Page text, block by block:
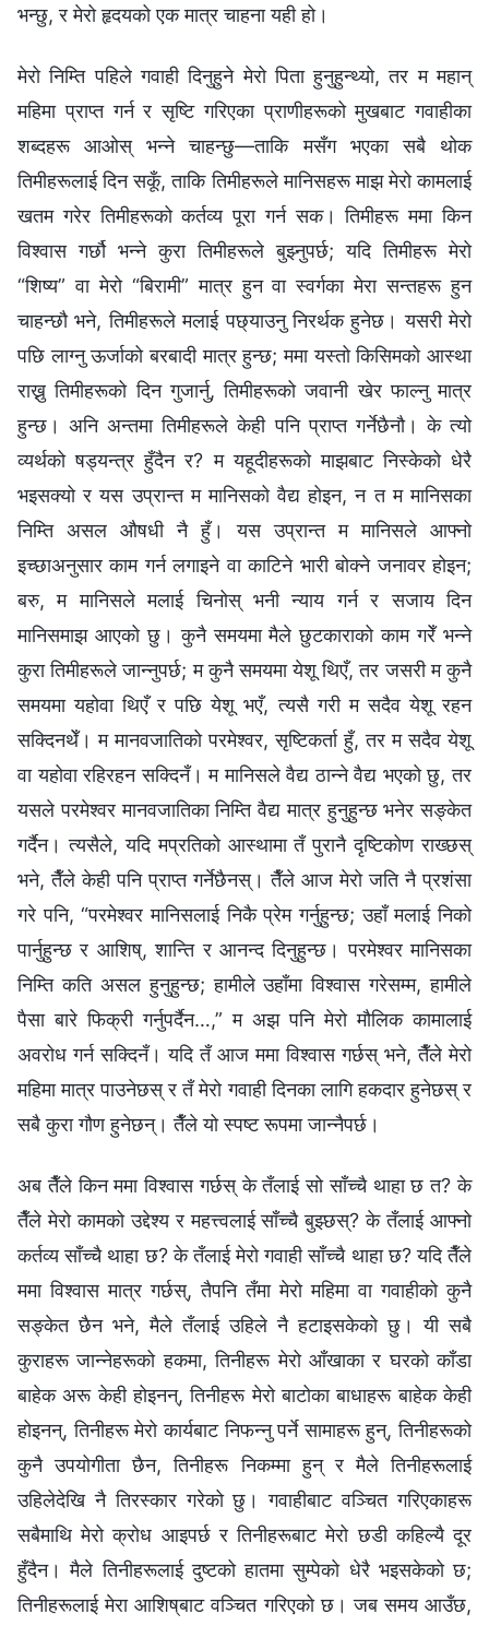
भन्छु, र मेरो हृदयको एक मात्र चाहना यही हो।
मेरो निम्ति पहिले गवाही दिनुहुने मेरो पिता हुनुहुन्थ्यो, तर म महान्‌
महिमा प्राप्‍त गर्न र सृष्टि गरिएका प्राणीहरूको मुखबाट गवाहीका
शब्दहरू आओस् भन्‍ने चाहन्छु—ताकि मसँग भएका सबै थोक
तिमीहरूलाई दिन सकूँ, ताकि तिमीहरूले मानिसहरू माझ मेरो कामलाई
खतम गरेर तिमीहरूको कर्तव्य पूरा गर्न सक। तिमीहरू ममा किन
विश्‍वास गर्छौ भन्ने कुरा तिमीहरूले बुझ्नुपर्छ; यदि तिमीहरू मेरो
“शिष्य” वा मेरो “बिरामी” मात्र हुन वा स्वर्गका मेरा सन्तहरू हुन
चाहन्छौ भने, तिमीहरूले मलाई पछ्याउनु निरर्थक हुनेछ। यसरी मेरो
पछि लाग्नु ऊर्जाको बरबादी मात्र हुन्छ; ममा यस्तो किसिमको आस्था
राख्नु तिमीहरूको दिन गुजार्नु, तिमीहरूको जवानी खेर फाल्नु मात्र
हुन्छ। अनि अन्तमा तिमीहरूले केही पनि प्राप्त गर्नेछैनौ। के त्यो
व्यर्थको षड्यन्त्र हुँदैन र? म यहूदीहरूको माझबाट निस्केको धेरै
भइसक्यो र यस उप्रान्त म मानिसको वैद्य होइन, न त म मानिसका
निम्ति असल औषधी नै हुँ। यस उप्रान्त म मानिसले आफ्नो
इच्छाअनुसार काम गर्न लगाइने वा काटिने भारी बोक्ने जनावर होइन;
बरु, म मानिसले मलाई चिनोस् भनी न्याय गर्न र सजाय दिन
मानिसमाझ आएको छु। कुनै समयमा मैले छुटकाराको काम गरेँ भन्‍ने
कुरा तिमीहरूले जान्नुपर्छ; म कुनै समयमा येशू थिएँ, तर जसरी म कुनै
समयमा यहोवा थिएँ र पछि येशू भएँ, त्यसै गरी म सदैव येशू रहन
सक्दिनथेँ। म मानवजातिको परमेश्‍वर, सृष्टिकर्ता हुँ, तर म सदैव येशू
वा यहोवा रहिरहन सक्दिनँ। म मानिसले वैद्य ठान्ने वैद्य भएको छु, तर
यसले परमेश्‍वर मानवजातिका निम्ति वैद्य मात्र हुनुहुन्छ भनेर सङ्केत
गर्दैन। त्यसैले, यदि मप्रतिको आस्थामा तँ पुरानै दृष्टिकोण राख्छस्
भने, तैँले केही पनि प्राप्‍त गर्नेछैनस्। तैँले आज मेरो जति नै प्रशंसा
गरे पनि, “परमेश्‍वर मानिसलाई निकै प्रेम गर्नुहुन्छ; उहाँ मलाई निको
पार्नुहुन्छ र आशिष्‌, शान्ति र आनन्द दिनुहुन्छ। परमेश्‍वर मानिसका
निम्ति कति असल हुनुहुन्छ; हामीले उहाँमा विश्‍वास गरेसम्म, हामीले
पैसा बारे फिक्री गर्नुपर्दैन…,” म अझ पनि मेरो मौलिक कामालाई
अवरोध गर्न सक्दिनँ। यदि तँ आज ममा विश्‍वास गर्छस् भने, तैँले मेरो
महिमा मात्र पाउनेछस् र तँ मेरो गवाही दिनका लागि हकदार हुनेछस् र
सबै कुरा गौण हुनेछन्। तैँले यो स्पष्ट रूपमा जान्नैपर्छ।
अब तैँले किन ममा विश्‍वास गर्छस् के तँलाई सो साँच्चै थाहा छ त? के
तैँले मेरो कामको उद्देश्य र महत्त्वलाई साँच्चै बुझ्छस्? के तँलाई आफ्नो
कर्तव्य साँच्चै थाहा छ? के तँलाई मेरो गवाही साँच्चै थाहा छ? यदि तैँले
ममा विश्‍वास मात्र गर्छस्, तैपनि तँमा मेरो महिमा वा गवाहीको कुनै
सङ्केत छैन भने, मैले तँलाई उहिले नै हटाइसकेको छु। यी सबै
कुराहरू जान्नेहरूको हकमा, तिनीहरू मेरो आँखाका र घरको काँडा
बाहेक अरू केही होइनन्, तिनीहरू मेरो बाटोका बाधाहरू बाहेक केही
होइनन्, तिनीहरू मेरो कार्यबाट निफन्नु पर्ने सामाहरू हुन्, तिनीहरूको
कुनै उपयोगीता छैन, तिनीहरू निकम्मा हुन् र मैले तिनीहरूलाई
उहिलेदेखि नै तिरस्कार गरेको छु। गवाहीबाट वञ्‍चित गरिएकाहरू
सबैमाथि मेरो क्रोध आइपर्छ र तिनीहरूबाट मेरो छडी कहिल्यै दूर
हुँदैन। मैले तिनीहरूलाई दुष्टको हातमा सुम्पेको धेरै भइसकेको छ;
तिनीहरूलाई मेरा आशिष्‌बाट वञ्‍चित गरिएको छ। जब समय आउँछ,